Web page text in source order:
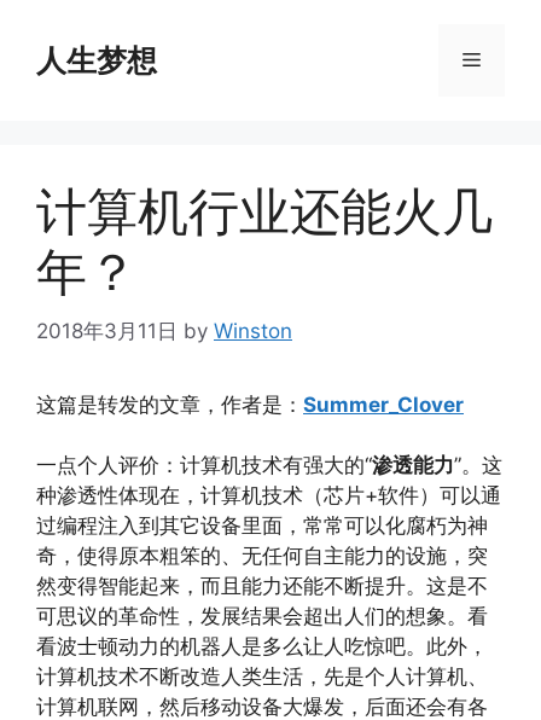
content人生梦想 Menu
计算机行业还能火几
年？
2018年3月11日 by Winston
这篇是转发的文章，作者是： Summer_Clover
一点个人评价：计算机技术有强大的“渗透能力”。这
种渗透性体现在，计算机技术（芯片+软件）可以通
过编程注入到其它设备里面，常常可以化腐朽为神
奇，使得原本粗笨的、无任何自主能力的设施，突
然变得智能起来，而且能力还能不断提升。这是不
可思议的革命性，发展结果会超出人们的想象。看
看波士顿动力的机器人是多么让人吃惊吧。此外，
计算机技术不断改造人类生活，先是个人计算机、
计算机联网，然后移动设备大爆发，后面还会有各